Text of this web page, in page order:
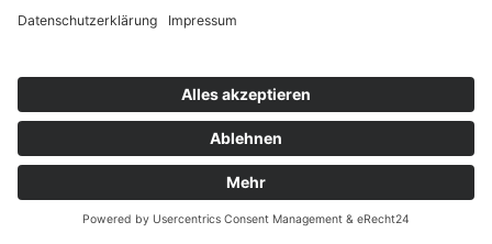
Kontakt
Doktoratsstudium
Interner Forschungsausschuss
Internationaler Wissenschaftlicher Beirat
Orientierung
Lageplan & Anfahrt
Campus- & Raumplan